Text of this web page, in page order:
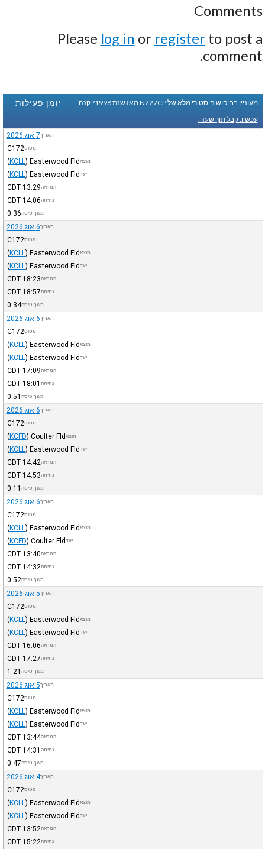
Comments
Please log in or registerto post a
comment.
יומן פעילות מעוניין בחיפוש היסטורי מלא של N227CP מאז שנת 1998?
קנה
עכשיו. קבל תוך שעה.
תאריך7 אוג 2026
מטוסC172
מוצא Easterwood Fld
(KCLL)
יעד Easterwood Fld
(KCLL)
המראה13:29
CDT
נחיתה14:06
CDT
משך טיסה0:36
תאריך6 אוג 2026
מטוסC172
מוצא Easterwood Fld
(KCLL)
יעד Easterwood Fld
(KCLL)
המראה18:23
CDT
נחיתה18:57
CDT
משך טיסה0:34
תאריך6 אוג 2026
מטוסC172
מוצא Easterwood Fld
(KCLL)
יעד Easterwood Fld
(KCLL)
המראה17:09
CDT
נחיתה 18:01
CDT
משך טיסה 0:51
תאריך6 אוג 2026
מטוסC172
מוצא Coulter Fld
(KCFD)
יעד Easterwood Fld
(KCLL)
המראה14:42
CDT
נחיתה14:53
CDT
משך טיסה 0:11
תאריך6 אוג 2026
מטוסC172
מוצא Easterwood Fld
(KCLL)
יעד Coulter Fld
(KCFD)
המראה13:40
CDT
נחיתה14:32
CDT
משך טיסה0:52
תאריך5 אוג 2026
מטוסC172
מוצא Easterwood Fld
(KCLL)
יעד Easterwood Fld
(KCLL)
המראה16:06
CDT
נחיתה17:27
CDT
משך טיסה 1:21
תאריך5 אוג 2026
מטוסC172
מוצא Easterwood Fld
(KCLL)
יעד Easterwood Fld
(KCLL)
המראה13:44
CDT
נחיתה 14:31
CDT
משך טיסה0:47
תאריך4 אוג 2026
מטוסC172
מוצא Easterwood Fld
(KCLL)
יעד Easterwood Fld
(KCLL)
המראה13:52
CDT
נחיתה15:22
CDT